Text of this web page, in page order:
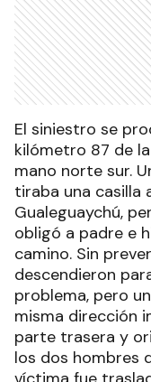
El siniestro se
kilómetro 87 de
mano norte sur.
tiraba una casilla
Gualeguaychú,
obligó a padre e
camino. Sin
descendieron
problema, pero
misma dirección
parte trasera y
los dos hombres